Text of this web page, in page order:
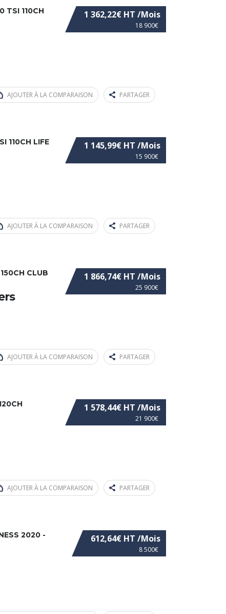
18 900€
1 362,22€ HT /Mois
TSI 110CH
AJOUTER À LA COMPARAISON PARTAGER
15 900€
1 145,99€ HT /Mois
110CH LIFE
AJOUTER À LA COMPARAISON PARTAGER
25 900€
1 866,74€ HT /Mois
CLUB
AJOUTER À LA COMPARAISON PARTAGER
21 900€
1 578,44€ HT /Mois
AJOUTER À LA COMPARAISON PARTAGER
8 500€
612,64€ HT /Mois
2020 -